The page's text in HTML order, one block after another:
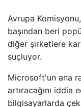
Avrupa
başından beri
diğer şirketlere
suçluyor.
Microsoft'un ana
artıracağını iddia
bilgisayarlarda